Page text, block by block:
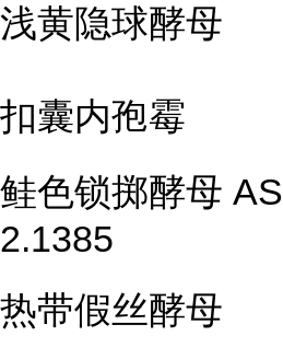
浅黄隐球酵母
扣囊内孢霉
鲑色锁掷酵母 AS
2.1385
热带假丝酵母